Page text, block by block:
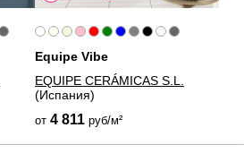
Equipe Vibe
EQUIPE CERÁMICAS S.L.
(Испания)
от 4 811 руб/м²